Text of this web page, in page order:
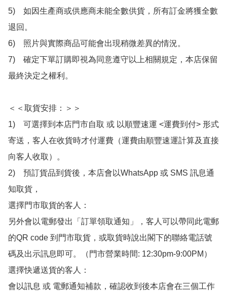
5)　如因生產商或供應商未能全數供貨，所有訂金將獲全數
退回。
6)　照片與實際商品可能會出現稍微差異的情況。
7)　確定下單訂購即視為同意遵守以上相關規定，本店保留
最終決定之權利。
＜＜取貨安排：＞＞
1)　可選擇到本店門市自取 或 以順豐速運 <運費到付> 形式
寄送，客人在收貨時才付運費（運費由順豐速運計算及直接
向客人收取）。
2)　預訂貨品到貨後，本店會以WhatsApp 或 SMS 訊息通
知取貨，
選擇門市取貨的客人：
另外會以電郵發出「訂單領取通知」，客人可以帶同此電郵
的QR code 到門市取貨，或取貨時說出閣下的聯絡電話號
碼及出示訊息即可。（門市營業時間: 12:30pm-9:00PM）
選擇快遞送貨的客人：
會以訊息 或 電郵通知補款，確認收到後本店會在三個工作